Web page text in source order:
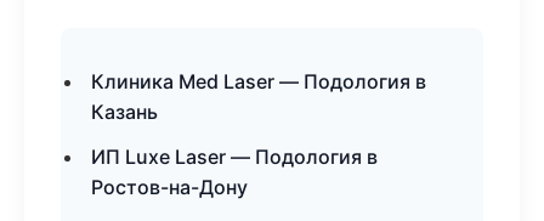
Клиника Med Laser — Подология в
Казань
ИП Luxe Laser — Подология в
Ростов-на-Дону